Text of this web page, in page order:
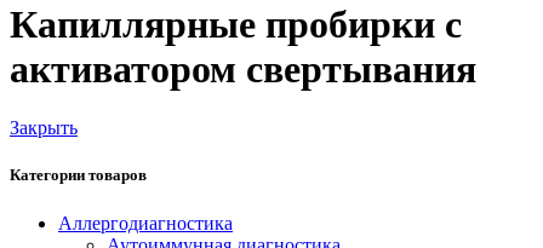
Капиллярные пробирки с
активатором свертывания
Закрыть
Категории товаров
Аллергодиагностика